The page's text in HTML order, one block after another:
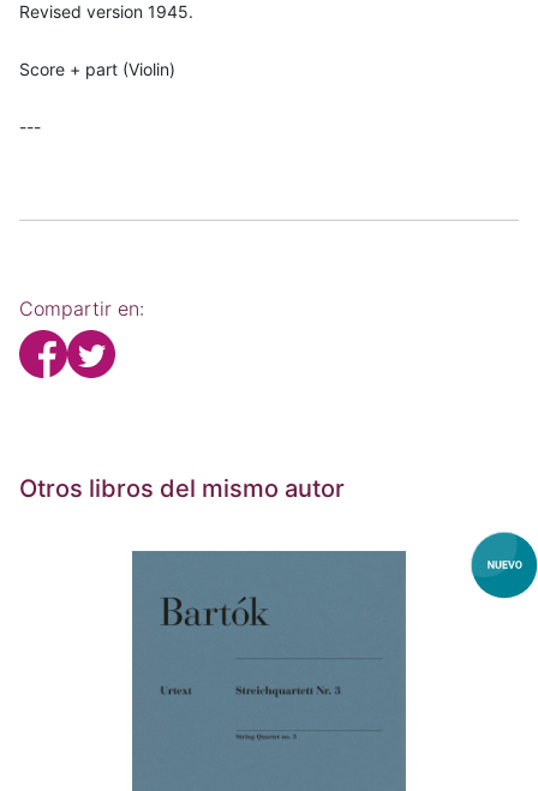
Revised version 1945.
Score + part (Violin)
---
Compartir en:
Otros libros del mismo autor